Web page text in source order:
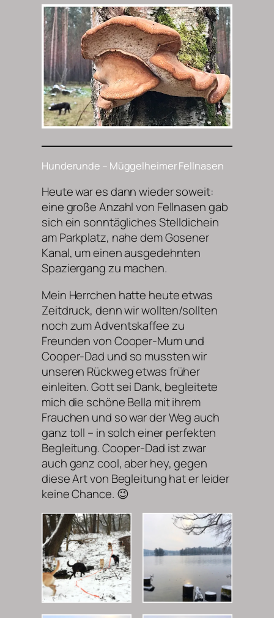
Hunderunde – Müggelheimer Fellnasen
Heute war es dann wieder soweit:
eine große Anzahl von Fellnasen gab
sich ein sonntägliches Stelldichein
am Parkplatz, nahe dem Gosener
Kanal, um einen ausgedehnten
Spaziergang zu machen.
Mein Herrchen hatte heute etwas
Zeitdruck, denn wir wollten/sollten
noch zum Adventskaffee zu
Freunden von Cooper-Mum und
Cooper-Dad und so mussten wir
unseren Rückweg etwas früher
einleiten. Gott sei Dank, begleitete
mich die schöne Bella mit ihrem
Frauchen und so war der Weg auch
ganz toll – in solch einer perfekten
Begleitung. Cooper-Dad ist zwar
auch ganz cool, aber hey, gegen
diese Art von Begleitung hat er leider
keine Chance. 😉